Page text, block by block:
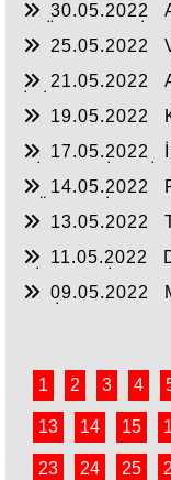
SÖZLERİN
30.05.2022
25.05.2022
ÇALMAKTIR!!!
21.05.2022
BİRİNE UYGUN
19.05.2022
TARİH
17.05.2022
YATIRIMI
14.05.2022
ÇEVİRTECEK
13.05.2022
ÇEVİRMESİNİ
11.05.2022
09.05.2022
YAKIN İŞSİZE
1 2 3 4
13 14 15
23 24 25